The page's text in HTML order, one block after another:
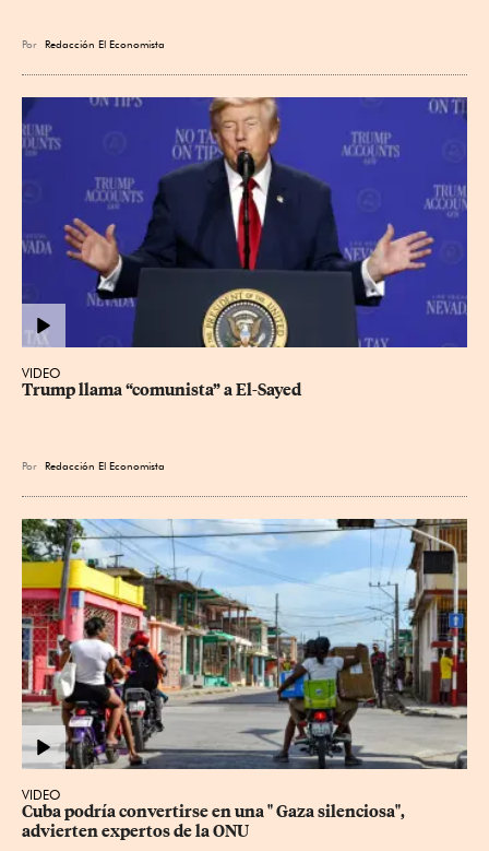
Por Redacción El Economista
VIDEO
Trump llama “comunista” a El-Sayed
Por Redacción El Economista
VIDEO
Cuba podría convertirse en una " Gaza silenciosa",
advierten expertos de la ONU